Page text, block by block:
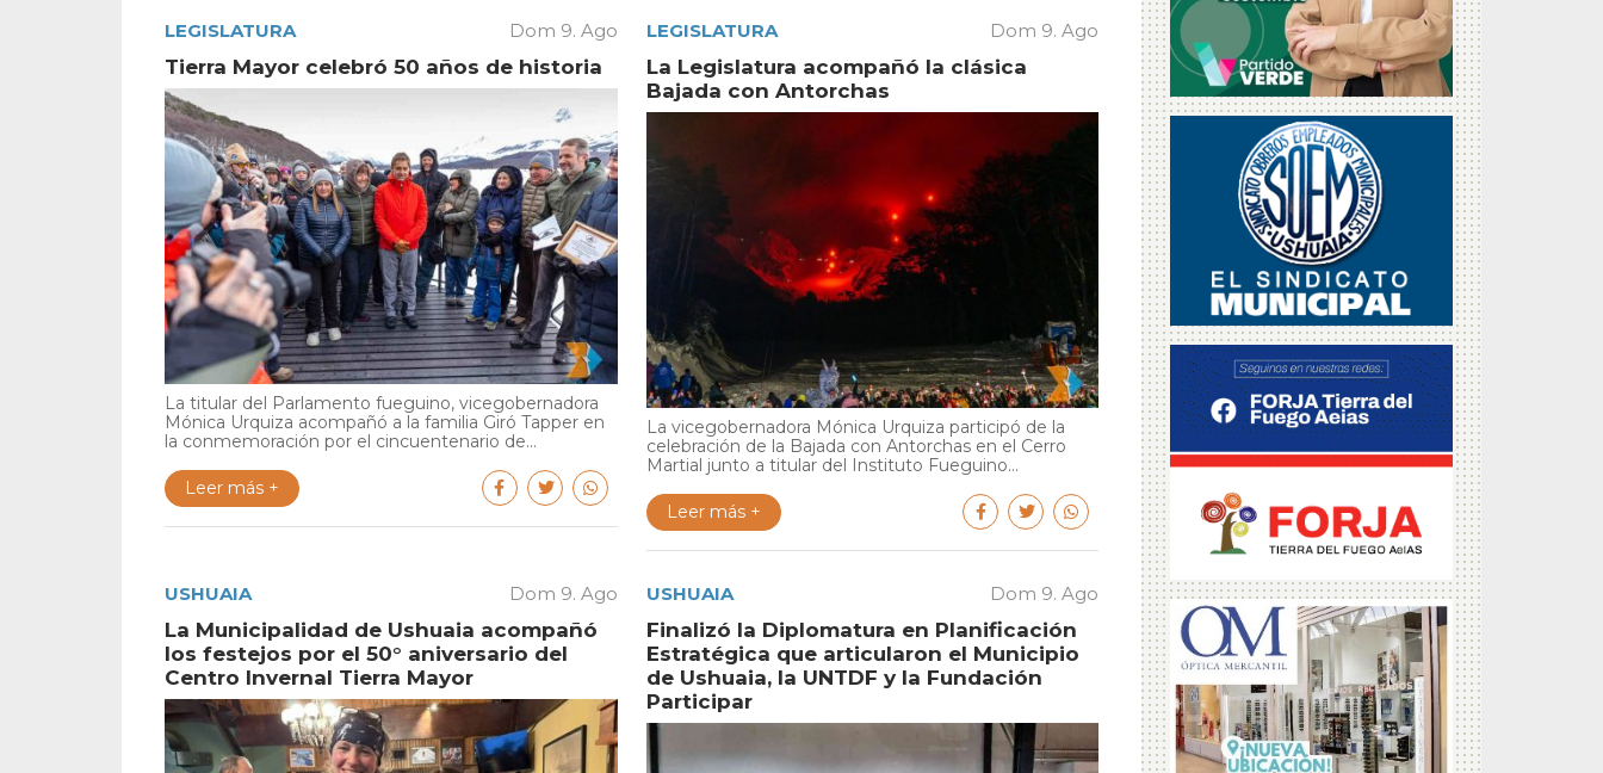
LEGISLATURA Dom 9. Ago
Tierra Mayor celebró 50 años de historia
La titular del Parlamento fueguino, vicegobernadora
Mónica Urquiza acompañó a la familia Giró Tapper en
la conmemoración por el cincuentenario de...
Leer más +
LEGISLATURA Dom 9. Ago
La Legislatura acompañó la clásica
Bajada con Antorchas
La vicegobernadora Mónica Urquiza participó de la
celebración de la Bajada con Antorchas en el Cerro
Martial junto a titular del Instituto Fueguino...
Leer más +
USHUAIA Dom 9. Ago
La Municipalidad de Ushuaia acompañó
los festejos por el 50° aniversario del
Centro Invernal Tierra Mayor
USHUAIA Dom 9. Ago
Finalizó la Diplomatura en Planificación
Estratégica que articularon el Municipio
de Ushuaia, la UNTDF y la Fundación
Participar